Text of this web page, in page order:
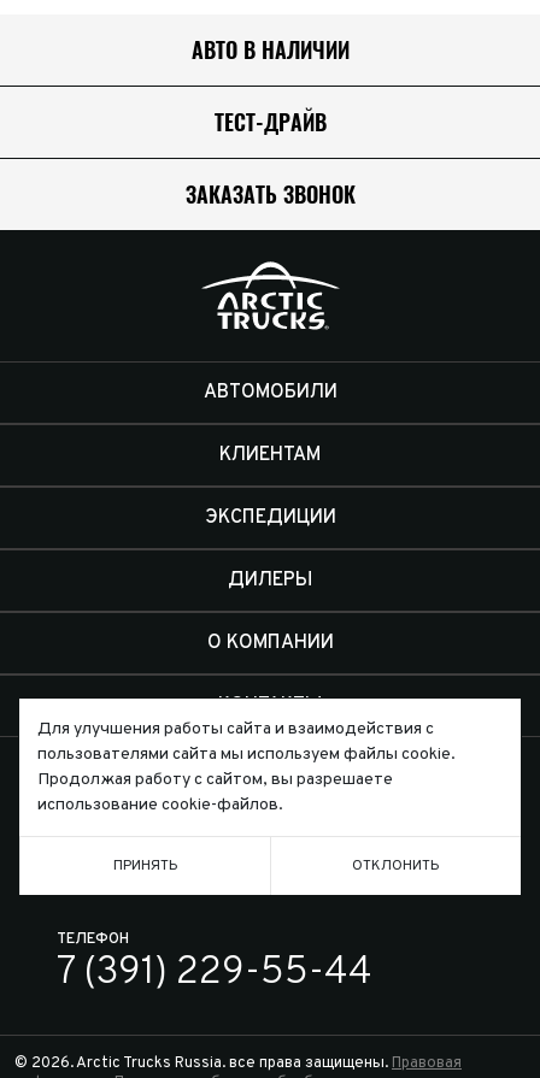
АВТО В НАЛИЧИИ
ТЕСТ-ДРАЙВ
ЗАКАЗАТЬ ЗВОНОК
АВТОМОБИЛИ
КЛИЕНТАМ
ЭКСПЕДИЦИИ
ДИЛЕРЫ
О КОМПАНИИ
КОНТАКТЫ
ТЕЛЕФОН
7 (391) 229-55-44
© 2026. Arctic Trucks Russia. все права защищены.Правовая
Для улучшения работы сайта и взаимодействия с
пользователями сайта мы используем файлы cookie.
Продолжая работу с сайтом, вы разрешаете
использование cookie-файлов.
ПРИНЯТЬ ОТКЛОНИТЬ